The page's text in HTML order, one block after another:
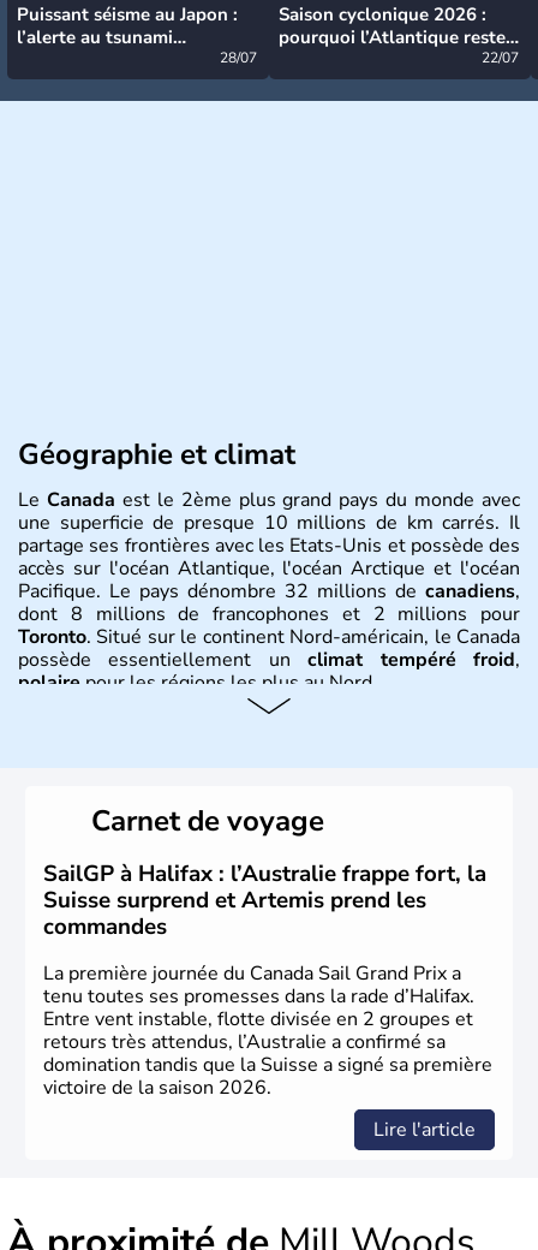
Puissant séisme au Japon :
l’alerte au tsunami
28/07
Saison cyclonique 2026 :
pourquoi l’Atlantique reste
22/07
Géographie et climat
Le Canada est le 2ème plus grand pays du monde avec
une superficie de presque 10 millions de km carrés. Il
partage ses frontières avec les Etats-Unis et possède des
accès sur l'océan Atlantique, l'océan Arctique et l'océan
Pacifique. Le pays dénombre 32 millions de canadiens,
dont 8 millions de francophones et 2 millions pour
Toronto. Situé sur le continent Nord-américain, le Canada
possède essentiellement unclimat tempéré froid,
polaire pour les régions les plus au Nord.
territoire de la ville de Québec, le Canada passe ensuite
sous le contrôle des Britanniques. L'indépendance du
pays a été obtenue au cours d'un long processus qui s'est
étalé de 1867 à 1982. Le peuple autochtone des Inuits,
aujourd'hui appelé Eskimos, n'est découvert qu'au début
du XXème siècle lors d'une expédition dans le Grand
Nord.
Carnet de voyage
SailGP à Halifax : l’Australie frappe fort, la
Suisse surprend et Artemis prend les
commandes
La première journée du Canada Sail Grand Prix a
tenu toutes ses promesses dans la rade d’Halifax.
Entre vent instable, flotte divisée en 2 groupes et
retours très attendus, l’Australie a confirmé sa
domination tandis que la Suisse a signé sa première
victoire de la saison 2026.
Lire l'article